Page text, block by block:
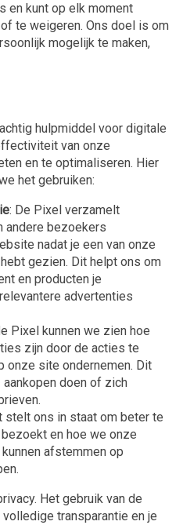
en kunt op elk moment
te weigeren. Ons doel is om
mogelijk te maken,
hulpmiddel voor digitale
van onze
en te optimaliseren. Hier
het gebruiken:
: De Pixel verzamelt
andere bezoekers
nadat je een van onze
gezien. Dit helpt ons om
en producten je
advertenties
Pixel kunnen we zien hoe
zijn door de acties te
onze site ondernemen. Dit
doen of zich
stelt ons in staat om beter te
en hoe we onze
afstemmen op
Het gebruik van de
transparantie en je